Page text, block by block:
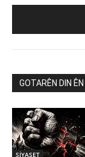
GOTARÊN DIN
SİYASET